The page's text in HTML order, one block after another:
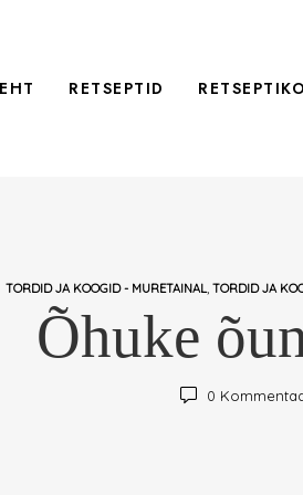
RETSEPTID
TORDID JA KOOGID - MURETAINAL, TORDID JA
Õhuke
0